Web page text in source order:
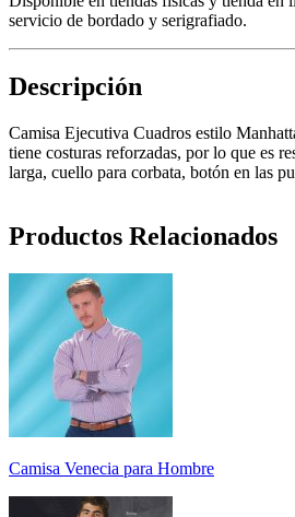
servicio de bordado y serigrafiado.
Descripción
Camisa Ejecutiva Cuadros estilo
tiene costuras reforzadas, por lo que es
larga, cuello para corbata, botón en las
Productos Relacionados
Camisa Venecia para Hombre